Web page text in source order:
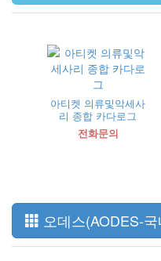
아티켓 의류및악세사
리 종합 카다로그
전화문의
오데스(AODES-